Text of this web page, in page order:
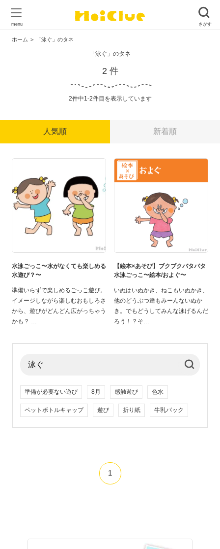
ホーム 「泳ぐ」のタネ
「泳ぐ」のタネ
2 件
2件中1-2件目を表示しています
人気順 新着順
水泳ごっこ〜水がなくても楽しめる
水遊び？〜
準備いらずで楽しめるごっこ遊び。
イメージしながら楽しむおもしろさ
から、遊びがどんどん広がっちゃう
かも？
【絵本×あそび】ブクブクバタバタ
水泳ごっこ〜絵本/およぐ〜
いぬはいぬかき、ねこもいぬかき、
他のどうぶつ達もみーんないぬか
き。でもどうしてみんな泳げるんだ
ろう！？そ
準備が必要ない遊び 8月 感触遊び 色水
ペットボトルキャップ 遊び 折り紙 牛乳パック
1